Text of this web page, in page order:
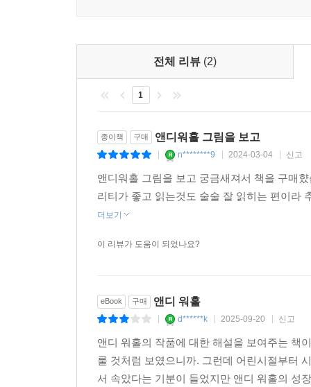
전체 리뷰 (2)
1
종이책 구매 앤디워홀 그림을 보고
n********9 2024-03-04 신고
앤디워홀 그림을 보고 궁금새져서 책을 구매
리티가 좋고 읽는것도 술술 잘 읽히는 편이라
더보기
이 리뷰가 도움이 되었나요?
eBook 구매 앤디 워홀
d******k 2025-09-20 신고
앤디 워홀의 작품에 대한 해설을 보여주는 책
룰 것처럼 보였으니까. 그런데 어린시절부터
서 속았다는 기분이 들었지만 앤디 워홀의 성